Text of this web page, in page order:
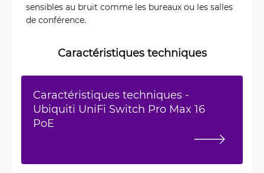
sensibles au bruit comme les bureaux ou les salles
de conférence.
Caractéristiques techniques
Caractéristiques techniques -
Ubiquiti UniFi Switch Pro Max 16
PoE